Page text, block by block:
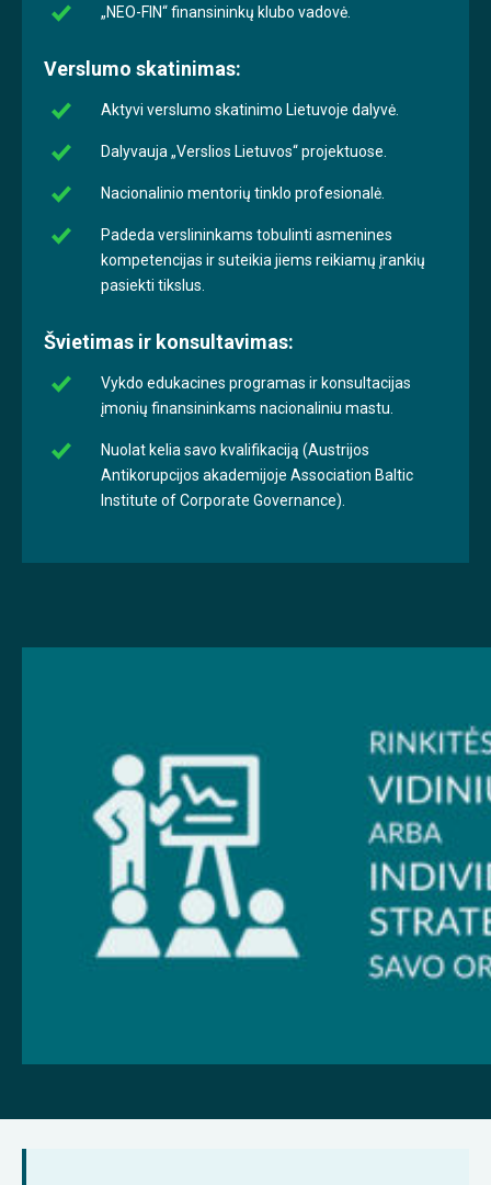
„NEO-FIN“ finansininkų klubo vadovė.
Verslumo skatinimas:
Aktyvi verslumo skatinimo Lietuvoje dalyvė.
Dalyvauja „Verslios Lietuvos“ projektuose.
Nacionalinio mentorių tinklo profesionalė.
Padeda verslininkams tobulinti asmenines
kompetencijas ir suteikia jiems reikiamų įrankių
pasiekti tikslus.
Švietimas ir konsultavimas:
Vykdo edukacines programas ir konsultacijas
įmonių finansininkams nacionaliniu mastu.
Nuolat kelia savo kvalifikaciją (Austrijos
Antikorupcijos akademijoje Association Baltic
Institute of Corporate Governance).